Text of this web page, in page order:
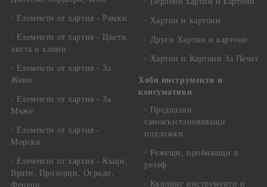
Елементи от хартия - Рамки
Елементи от хартия - Цветя,
листа и клони
Елементи от хартия - За
Жени
Елементи от хартия - За
Мъже
Елементи от хартия -
Морски
Елементи от хартия - Къщи,
Врати, Прозорци, Огради,
Фенери
Хартии и картони
Други Хартии и картони
Хартии и Картони За Печат
Хоби инструменти и
консумативи
Предпазни
самовъзстановяващи
подложки
Режещи, пробиващи и
релеф
Квилинг инструменти и